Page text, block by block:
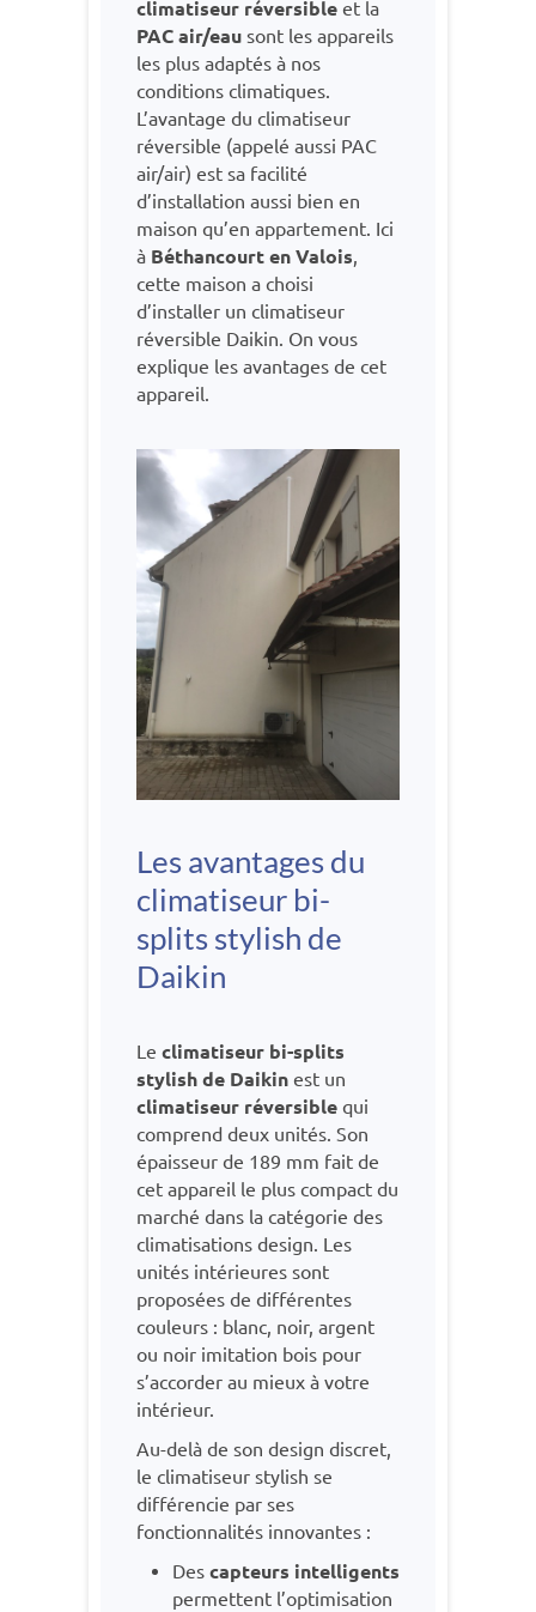
climatiseur réversible et la
PAC air/eau sont les appareils
les plus adaptés à nos
conditions climatiques.
L’avantage du climatiseur
réversible (appelé aussi PAC
air/air) est sa facilité
d’installation aussi bien en
maison qu’en appartement. Ici
à Béthancourt en Valois,
cette maison a choisi
d’installer un climatiseur
réversible Daikin. On vous
explique les avantages de cet
appareil.
Les avantages du
climatiseur bi-
splits stylish de
Daikin
Le climatiseur bi-splits
stylish de Daikin est un
climatiseur réversible qui
comprend deux unités. Son
épaisseur de 189 mm fait de
cet appareil le plus compact du
marché dans la catégorie des
climatisations design. Les
unités intérieures sont
proposées de différentes
couleurs : blanc, noir, argent
ou noir imitation bois pour
s’accorder au mieux à votre
intérieur.
Au-delà de son design discret,
le climatiseur stylish se
différencie par ses
fonctionnalités innovantes :
Des capteurs intelligents
permettent l’optimisation